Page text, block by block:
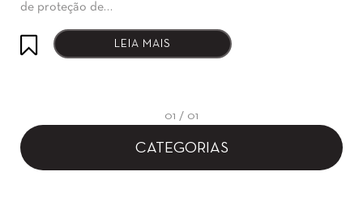
de proteção de…
LEIA MAIS
01 / 01
CATEGORIAS